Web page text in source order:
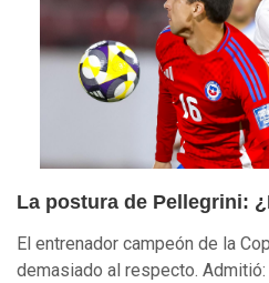
La postura de Pellegrini:
El entrenador campeón de la
demasiado al respecto. Admitió: